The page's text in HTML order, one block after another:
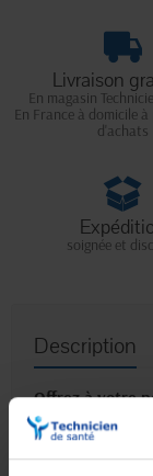
Livraison
En magasin
En France à domicile
d'achats
soignée et
Description
Offrez à votre
besoin avec le
98%